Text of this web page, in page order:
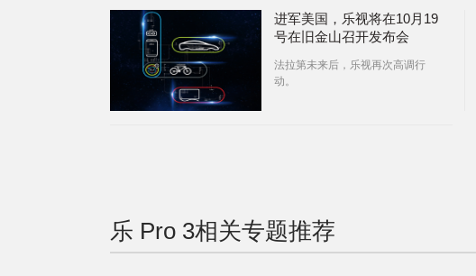
进军美国，乐视将在10月19
号在旧金山召开发布会
法拉第未来后，乐视再次高调行
动。
乐 Pro 3相关专题推荐